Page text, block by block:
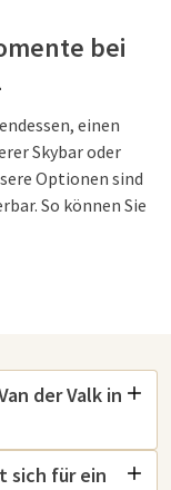
bei
einen
Skybar oder
Optionen sind
So können Sie
der Valk in
sich für ein